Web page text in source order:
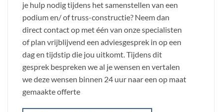
je hulp nodig tijdens het samenstellen van een
podium en/ of truss-constructie? Neem dan
direct contact op met één van onze specialisten
of plan vrijblijvend een adviesgesprek in op een
dag en tijdstip die jou uitkomt. Tijdens dit
gesprek bespreken we al je wensen en vertalen
we deze wensen binnen 24 uur naar een op maat
gemaakte offerte